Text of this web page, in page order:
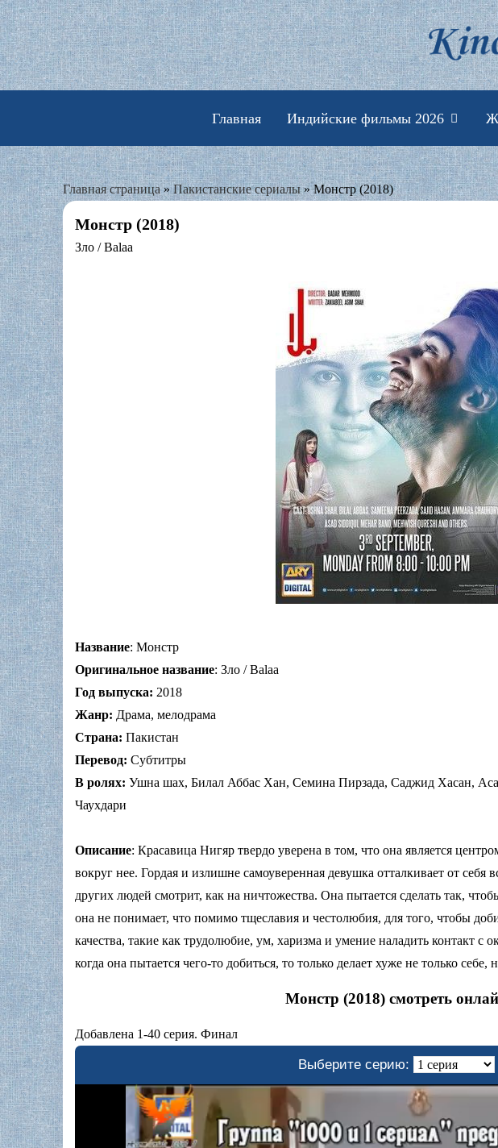
Skip
to
content
Главная Индийские фильмы 2026
Главная страница»Пакистанские сериалы»Монстр (2018)
Монстр (2018)
Зло / Balaa
Название: Монстр
Оригинальное название: Зло / Balaa
Год выпуска: 2018
Жанр: Драма, мелодрама
Страна: Пакистан
Перевод: Субтитры
В ролях: Ушна шах, Билал Аббас Хан, Семина Пирзада, Саджид Хасан,
Чаухдари
Описание: Красавица Нигяр твердо уверена в том, что она является
вокруг нее. Гордая и излишне самоуверенная девушка отталкивает от себя
других людей смотрит, как на ничтожества. Она пытается сделать так,
она не понимает, что помимо тщеславия и честолюбия, для того, чтобы
качества, такие как трудолюбие, ум, харизма и умение наладить контакт
когда она пытается чего-то добиться, то только делает хуже не только себе,
Монстр (2018) смотреть
Добавлена 1-40 серия. Финал
Выберите серию: